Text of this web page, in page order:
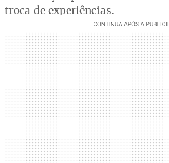
troca de experiências.